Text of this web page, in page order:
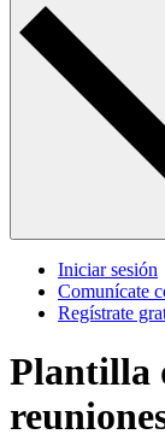
Iniciar sesión
Comunícate
Regístrate
Plantilla